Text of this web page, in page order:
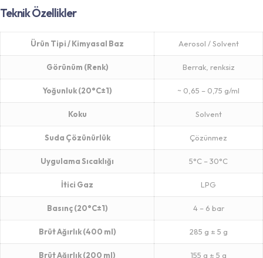
Teknik Özellikler
Ürün Tipi / Kimyasal Baz Aerosol / Solvent
Görünüm (Renk) Berrak, renksiz
Yoğunluk (20°C±1) ~ 0,65 – 0,75 g/ml
Koku Solvent
Suda Çözünürlük Çözünmez
Uygulama Sıcaklığı 5°C – 30°C
İtici Gaz LPG
Basınç (20°C±1) 4 – 6 bar
Brüt Ağırlık (400 ml) 285 g ± 5 g
Brüt Ağırlık (200 ml) 155 g ± 5 g